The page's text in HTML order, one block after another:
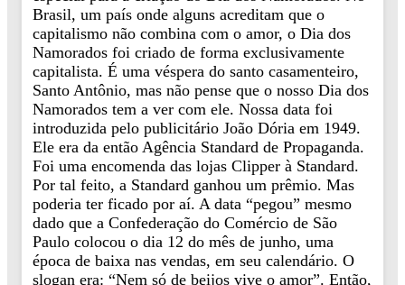
Brasil, um país onde alguns acreditam que o
capitalismo não combina com o amor, o Dia dos
Namorados foi criado de forma exclusivamente
capitalista. É uma véspera do santo casamenteiro,
Santo Antônio, mas não pense que o nosso Dia dos
Namorados tem a ver com ele. Nossa data foi
introduzida pelo publicitário João Dória em 1949.
Ele era da então Agência Standard de Propaganda.
Foi uma encomenda das lojas Clipper à Standard.
Por tal feito, a Standard ganhou um prêmio. Mas
poderia ter ficado por aí. A data “pegou” mesmo
dado que a Confederação do Comércio de São
Paulo colocou o dia 12 do mês de junho, uma
época de baixa nas vendas, em seu calendário. O
slogan era: “Nem só de beijos vive o amor”. Então,